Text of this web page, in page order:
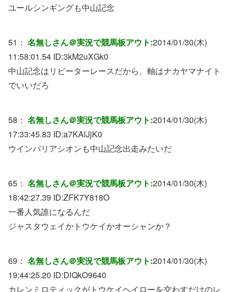
ユールシンギングも中山記念
51： 名無しさん＠実況で競馬板アウト:2014/01/30(木)
11:58:01.54 ID:3kM2uXGk0
中山記念はリピーターレースだから、軸はナカヤマナイト
でいいだろ
58： 名無しさん＠実況で競馬板アウト:2014/01/30(木)
17:33:45.83 ID:a7KAlJjK0
ウインバリアシオンも中山記念出走みたいだ
65： 名無しさん＠実況で競馬板アウト:2014/01/30(木)
18:42:27.39 ID:ZFK7Y818O
一番人気誰になるんだ
ジャスタウェイかトウケイかオーシャンか？
69： 名無しさん＠実況で競馬板アウト:2014/01/30(木)
19:44:25.20 ID:DlQkO9640
カレンミロティックがトウケイヘイローを交わすだけのレ